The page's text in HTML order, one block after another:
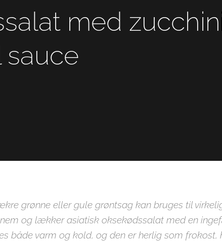
med
grønne eller gule grøntsag kan bruges til
og lækker asiatisk oksekødssalat med en
både varm og kold, og den er herlig som frokost,